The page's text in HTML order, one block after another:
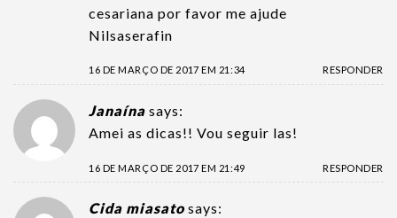
cesariana por favor me ajude
Nilsaserafin
16 DE MARÇO DE 2017 EM 21:34 RESPONDER
Janaína says:
Amei as dicas!! Vou seguir las!
16 DE MARÇO DE 2017 EM 21:49 RESPONDER
Cida miasato says: